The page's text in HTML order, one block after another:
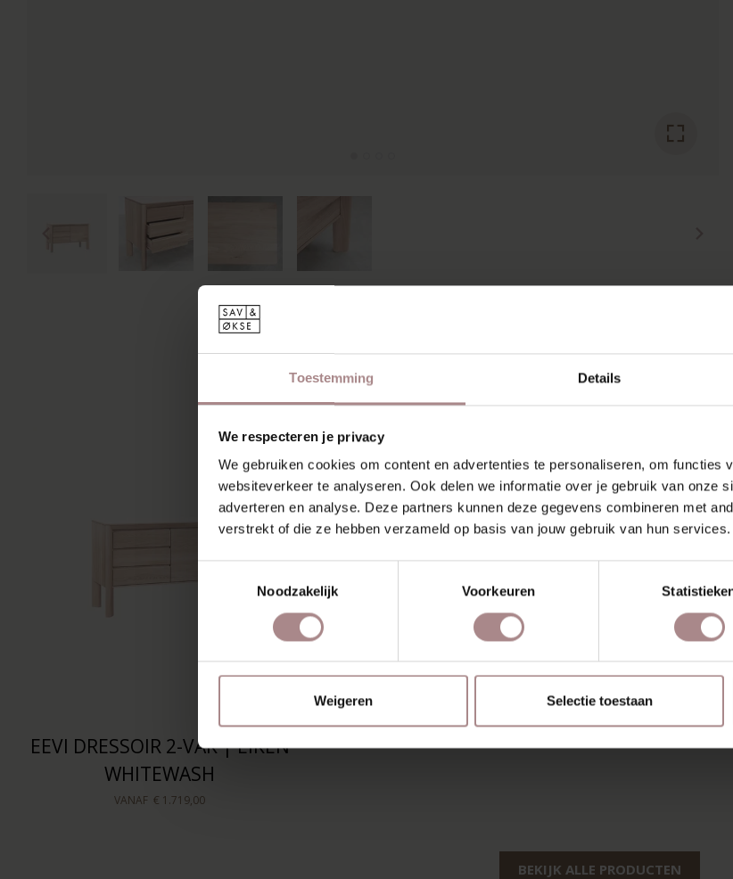
Toestemming Details
We respecteren je privacy
We gebruiken cookies om content en advertenties te personaliseren, om functies
websiteverkeer te analyseren. Ook delen we informatie over je gebruik van onze
adverteren en analyse. Deze partners kunnen deze gegevens combineren met
verstrekt of die ze hebben verzameld op basis van jouw gebruik van hun services.
Noodzakelijk
Voorkeuren
Weigeren Selectie toestaan
RECENT
EEVI DRESSOIR 2-VAK | EIKEN
WHITEWASH
VANAF € 1.719,00
BEKIJK ALLE PRODUCTEN